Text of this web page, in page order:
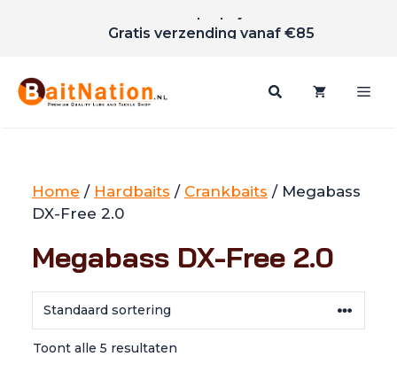
inhoud
Gratis verzending vanaf €85
Home / Hardbaits / Crankbaits / Megabass
DX-Free 2.0
Megabass DX-Free 2.0
Toont alle 5 resultaten